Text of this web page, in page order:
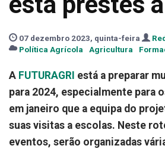
07 dezembro 2023, quinta-feira
Política Agrícola
Agricultura
A FUTURAGRI está a preparar
para 2024, especialmente para
em janeiro que a equipa do
suas visitas a escolas. Neste
eventos, serão organizadas